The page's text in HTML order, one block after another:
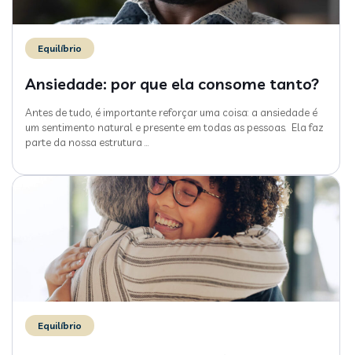
Equilíbrio
Ansiedade: por que ela consome tanto?
Antes de tudo, é importante reforçar uma coisa: a ansiedade é
um sentimento natural e presente em todas as pessoas. Ela faz
parte da nossa estrutura
Equilíbrio